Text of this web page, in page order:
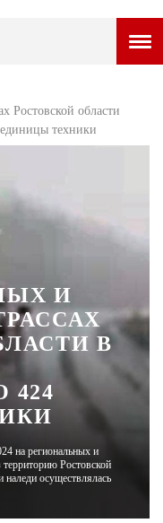
И ТУТ
ОСОБЕННЫЙ
ЕДЫ
Ростовской области
единицы техники
И
В
424
на региональных и
Ростовской
наледи осуществлялась